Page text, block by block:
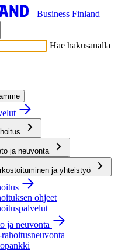
Business Finland
Hae hakusanalla
ja neuvonta
ja yhteistyö
ohjeet
ja neuvonta